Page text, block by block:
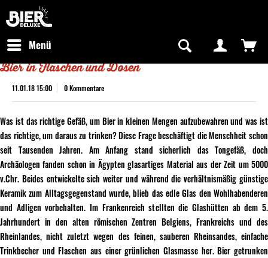
Kostenfreier Versand in Deutschland
Menü
Bier in Flaschen und Dosen
11.01.18 15:00 0 Kommentare
Was ist das richtige Gefäß, um Bier in kleinen Mengen aufzubewahren und was ist
das richtige, um daraus zu trinken? Diese Frage beschäftigt die Menschheit schon
seit Tausenden Jahren. Am Anfang stand sicherlich das Tongefäß, doch
Archäologen fanden schon in Ägypten glasartiges Material aus der Zeit um 5000
v.Chr. Beides entwickelte sich weiter und während die verhältnismäßig günstige
Keramik zum Alltagsgegenstand wurde, blieb das edle Glas den Wohlhabenderen
und Adligen vorbehalten. Im Frankenreich stellten die Glashütten ab dem 5.
Jahrhundert in den alten römischen Zentren Belgiens, Frankreichs und des
Rheinlandes, nicht zuletzt wegen des feinen, sauberen Rheinsandes, einfache
Trinkbecher und Flaschen aus einer grünlichen Glasmasse her. Bier getrunken